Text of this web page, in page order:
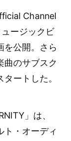
Channel
ージックビ
を公開。さら
曲のサブスク
ートした。
」は、
ト・オーディ